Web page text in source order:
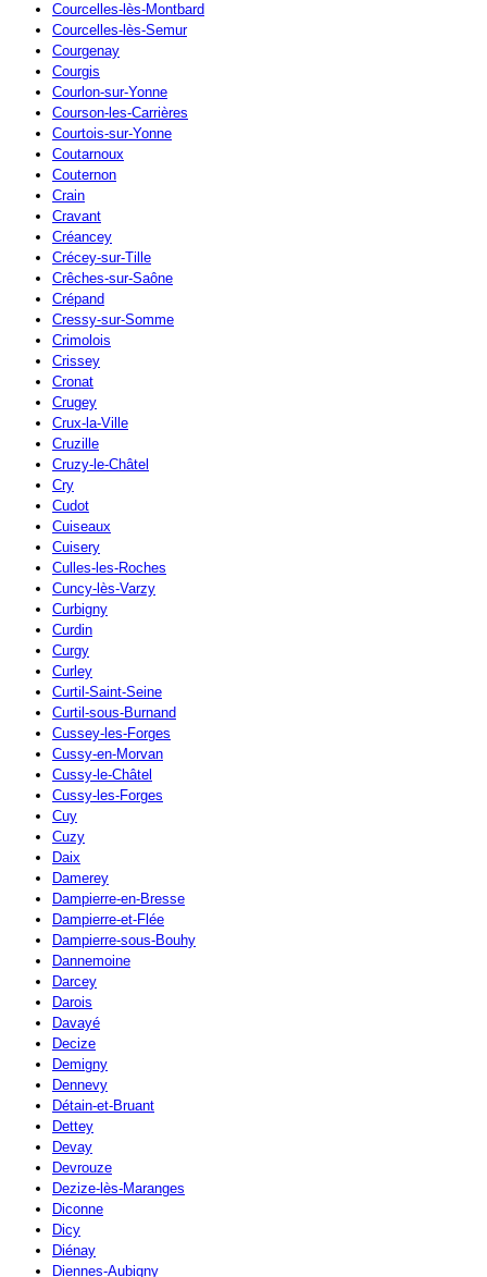
Courcelles-lès-Montbard
Courcelles-lès-Semur
Courgenay
Courgis
Courlon-sur-Yonne
Courson-les-Carrières
Courtois-sur-Yonne
Coutarnoux
Couternon
Crain
Cravant
Créancey
Crécey-sur-Tille
Crêches-sur-Saône
Crépand
Cressy-sur-Somme
Crimolois
Crissey
Cronat
Crugey
Crux-la-Ville
Cruzille
Cruzy-le-Châtel
Cry
Cudot
Cuiseaux
Cuisery
Culles-les-Roches
Cuncy-lès-Varzy
Curbigny
Curdin
Curgy
Curley
Curtil-Saint-Seine
Curtil-sous-Burnand
Cussey-les-Forges
Cussy-en-Morvan
Cussy-le-Châtel
Cussy-les-Forges
Cuy
Cuzy
Daix
Damerey
Dampierre-en-Bresse
Dampierre-et-Flée
Dampierre-sous-Bouhy
Dannemoine
Darcey
Darois
Davayé
Decize
Demigny
Dennevy
Détain-et-Bruant
Dettey
Devay
Devrouze
Dezize-lès-Maranges
Diconne
Dicy
Diénay
Diennes-Aubigny